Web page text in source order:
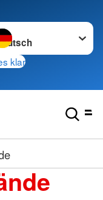
wechseln zu
klar